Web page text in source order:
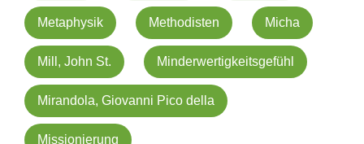
Metaphysik Methodisten Micha
Mill, John St. Minderwertigkeitsgefühl
Mirandola, Giovanni Pico della
Missionierung